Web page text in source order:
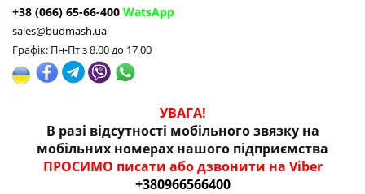
+38 (066) 65-66-400 WatsApp
sales@budmash.ua
Графік: Пн-Пт з 8.00 до 17.00
УВАГА!
В разі відсутності мобільного звязку на
мобільних номерах нашого підприємства
ПРОСИМО писати або дзвонити на Viber
+380966566400